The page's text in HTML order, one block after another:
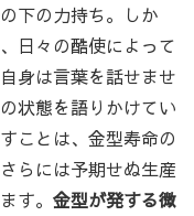
下の力持ち。しか
日々の酷使によって
身は言葉を話せませ
状態を語りかけてい
ことは、金型寿命の
らには予期せぬ生産
す。 金型が発する微